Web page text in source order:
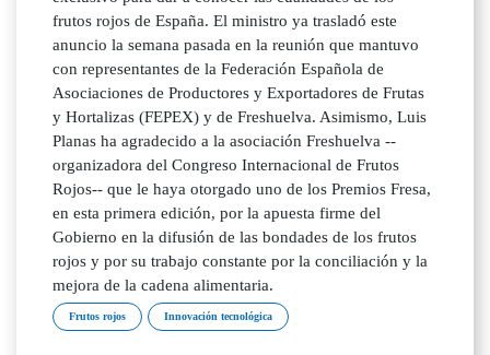
frutos rojos de España. El ministro ya trasladó este
anuncio la semana pasada en la reunión que mantuvo
con representantes de la Federación Española de
Asociaciones de Productores y Exportadores de Frutas
y Hortalizas (FEPEX) y de Freshuelva. Asimismo, Luis
Planas ha agradecido a la asociación Freshuelva --
organizadora del Congreso Internacional de Frutos
Rojos-- que le haya otorgado uno de los Premios Fresa,
en esta primera edición, por la apuesta firme del
Gobierno en la difusión de las bondades de los frutos
rojos y por su trabajo constante por la conciliación y la
mejora de la cadena alimentaria.
Frutos rojos Innovación tecnológica